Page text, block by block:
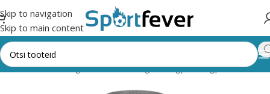
Skip to navigation
Skip to main content
Esileht Kõik kategooriad Pallimängud Sulgpall Sulgpallid RSL